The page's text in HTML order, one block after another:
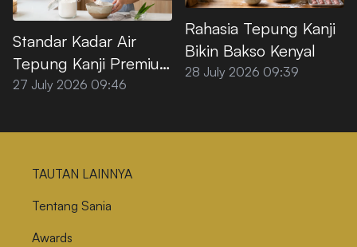
Standar Kadar Air
Tepung Kanji Premium
agar Tidak
27 July 2026 09:46
Rahasia Tepung Kanji
Bikin Bakso Kenyal
28 July 2026 09:39
TAUTAN LAINNYA
Tentang Sania
Awards